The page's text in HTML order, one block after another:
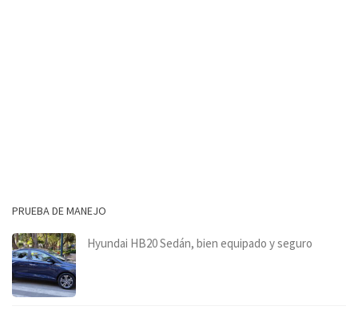
PRUEBA DE MANEJO
Hyundai HB20 Sedán, bien equipado y seguro